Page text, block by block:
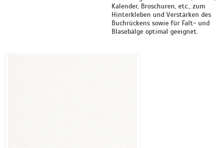
Kalender, Broschuren, etc., zum
Hinterkleben und Verstärken des
Buchrückens sowie für Falt- und
Blasebälge optimal geeignet.